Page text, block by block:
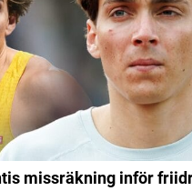
missräkning inför